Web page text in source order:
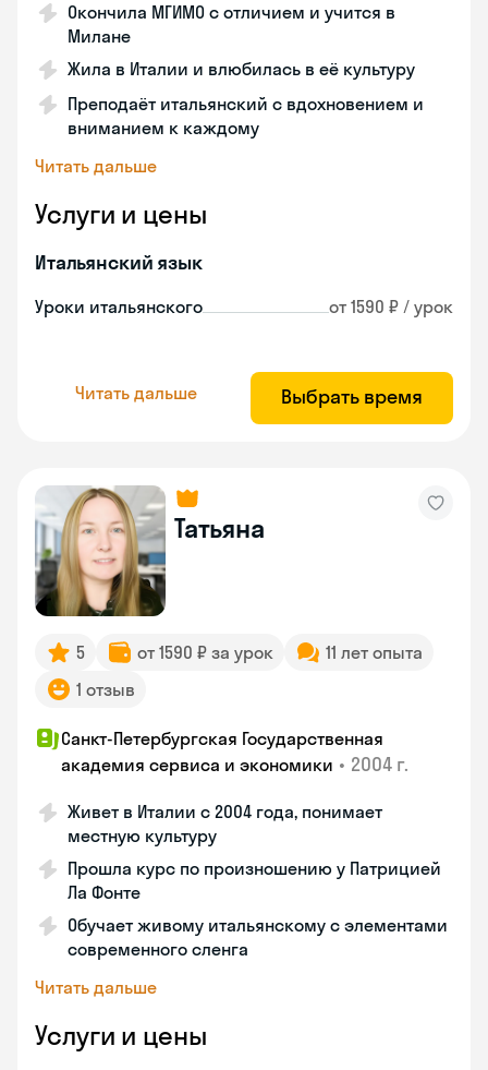
Окончила МГИМО с отличием и учится в
Милане
Жила в Италии и влюбилась в её культуру
Преподаёт итальянский с вдохновением и
вниманием к каждому
Читать дальше
Услуги и цены
Итальянский язык
Уроки итальянского от 1590 ₽ / урок
Читать дальше Выбрать время
Татьяна
5 от 1590 ₽ за урок
11 лет опыта
1 отзыв
Санкт-Петербургская Государственная
академия сервиса и экономики • 2004 г.
Живет в Италии с 2004 года, понимает
местную культуру
Прошла курс по произношению у Патрицией
Ла Фонте
Обучает живому итальянскому с элементами
современного сленга
Читать дальше
Услуги и цены